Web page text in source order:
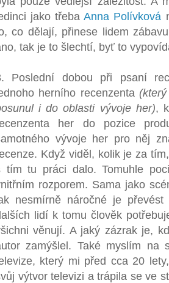
jako třebaAnna Polívková
co dělají, přinese lidem
tak je to šlechtí, byť to
Poslední dobou při psaní
herního recenzenta
i do oblasti vývoje her),
her do pozice
vývoje her pro něj
Když viděl, kolik je za
tím tu práci dalo. Tomuhle
rozporem. Sama jako
nesmírně náročné je
lidí k tomu člověk
věnují. A jaký zázrak je,
zamýšlel. Také myslím na
který mi před cca 20
výtvor televizi a trápila se ve